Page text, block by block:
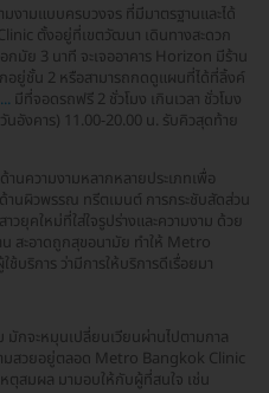
ามแบบครบวงจร ที่มีมาตรฐานและได้
ตั้งอยู่ที่เขตวัฒนา เดินทางสะดวก
กมัย 3 นาที จะเจออาคาร Horizon มีร้าน
ผนที่ได้ที่ลิ้งค์
มีที่จอดรถฟรี 2 ชั่วโมง เกินเวลา ชั่วโมง
นอังคาร) 11.00-20.00 น. รับคิวสุดท้าย
นความงามหลากหลายประเภทเพื่อ
นผิวพรรณ ทรีตเมนต์ การกระชับสัดส่วน
สะอาดถูกสุขอนามัย ทำให้ Metro
บริการ ว่ามีการให้บริการดีเรื่อยมา
กจะหมุนเปลี่ยนเวียนผ่านไปตามกาล
มสวยอยู่ตลอด Metro Bangkok Clinic
ตุสมผล มามอบให้กับผู้ที่สนใจ เช่น